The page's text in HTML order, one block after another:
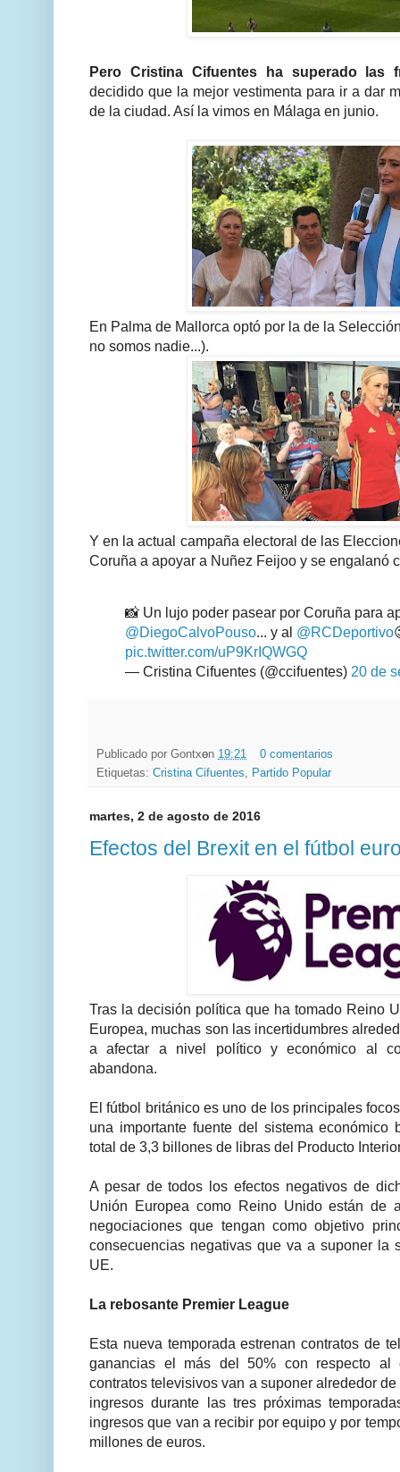
Pero Cristina Cifuentes ha superado las
decidido que la mejor vestimenta para ir a dar
de la ciudad. Así la vimos en Málaga en junio.
En Palma de Mallorca optó por la de la
no somos nadie...).
Y en la actual campaña electoral de las
Coruña a apoyar a Nuñez Feijoo y se engalanó
📸 Un lujo poder pasear por Coruña para
@DiegoCalvoPouso... y al @RCDeportivo
pic.twitter.com/uP9KrIQWGQ
— Cristina Cifuentes (@ccifuentes) 20 de
Publicado por Gontxoen 19:21
0 comentarios
Etiquetas: Cristina Cifuentes Partido Popular
martes, 2 de agosto de 2016
Efectos del Brexit en el fútbol
Tras la decisión política que ha tomado Reino
Europea, muchas son las incertidumbres
a afectar a nivel político y económico al
abandona.
El fútbol británico es uno de los principales
una importante fuente del sistema económico
total de 3,3 billones de libras del Producto
A pesar de todos los efectos negativos de
Unión Europea como Reino Unido están de
negociaciones que tengan como objetivo
consecuencias negativas que va a suponer la
UE.
La rebosante Premier League
Esta nueva temporada estrenan contratos de
ganancias el más del 50% con respecto al
contratos televisivos van a suponer alrededor
ingresos durante las tres próximas
ingresos que van a recibir por equipo y por
millones de euros.